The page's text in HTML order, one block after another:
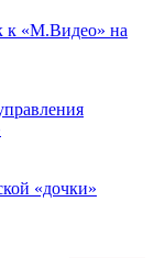
к «М.Видео» на
«дочки»